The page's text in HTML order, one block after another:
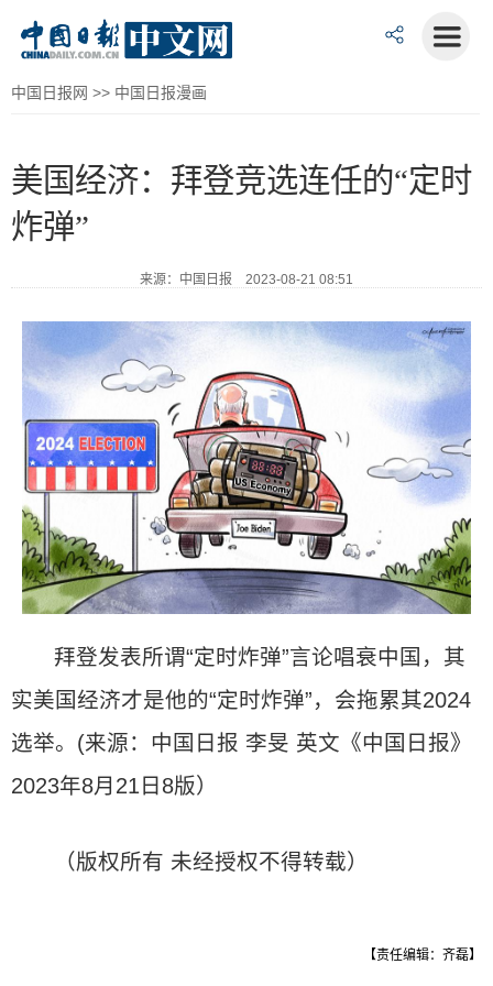
中国日报网 >> 中国日报漫画
美国经济：拜登竞选连任的“定时
炸弹”
来源：中国日报 2023-08-21 08:51
拜登发表所谓“定时炸弹”言论唱衰中国，其
实美国经济才是他的“定时炸弹”，会拖累其2024
选举。(来源：中国日报 李旻 英文《中国日报》
2023年8月21日8版）
（版权所有 未经授权不得转载）
【责任编辑：齐磊】